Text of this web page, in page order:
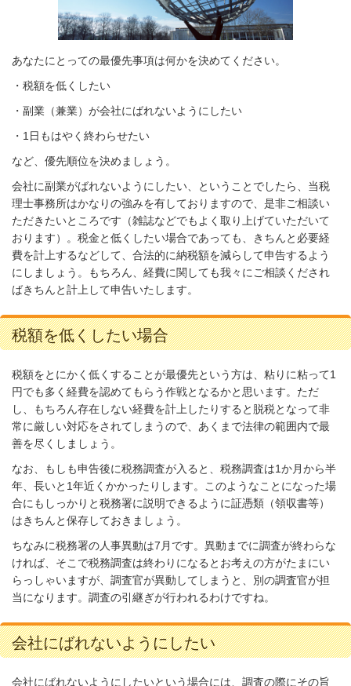
あなたにとっての最優先事項は何かを決めてください。
・税額を低くしたい
・副業（兼業）が会社にばれないようにしたい
・1日もはやく終わらせたい
など、優先順位を決めましょう。
会社に副業がばれないようにしたい、ということでしたら、当税
理士事務所はかなりの強みを有しておりますので、是非ご相談い
ただきたいところです（雑誌などでもよく取り上げていただいて
おります）。税金と低くしたい場合であっても、きちんと必要経
費を計上するなどして、合法的に納税額を減らして申告するよう
にしましょう。もちろん、経費に関しても我々にご相談くだされ
ばきちんと計上して申告いたします。
税額を低くしたい場合
税額をとにかく低くすることが最優先という方は、粘りに粘って1
円でも多く経費を認めてもらう作戦となるかと思います。ただ
し、もちろん存在しない経費を計上したりすると脱税となって非
常に厳しい対応をされてしまうので、あくまで法律の範囲内で最
善を尽くしましょう。
なお、もしも申告後に税務調査が入ると、税務調査は1か月から半
年、長いと1年近くかかったりします。このようなことになった場
合にもしっかりと税務署に説明できるように証憑類（領収書等）
はきちんと保存しておきましょう。
ちなみに税務署の人事異動は7月です。異動までに調査が終わらな
ければ、そこで税務調査は終わりになるとお考えの方がたまにい
らっしゃいますが、調査官が異動してしまうと、別の調査官が担
当になります。調査の引継ぎが行われるわけですね。
会社にばれないようにしたい
会社にばれないようにしたいという場合には、調査の際にその旨